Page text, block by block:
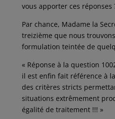
vous apporter ces réponses
Par chance, Madame la
treizième que nous
formulation teintée de
« Réponse à la question
il est enfin fait référence à
des critères stricts
situations extrêmement
égalité de traitement !!! »